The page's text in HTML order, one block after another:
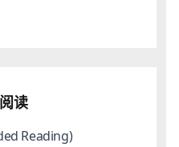
读
Reading)